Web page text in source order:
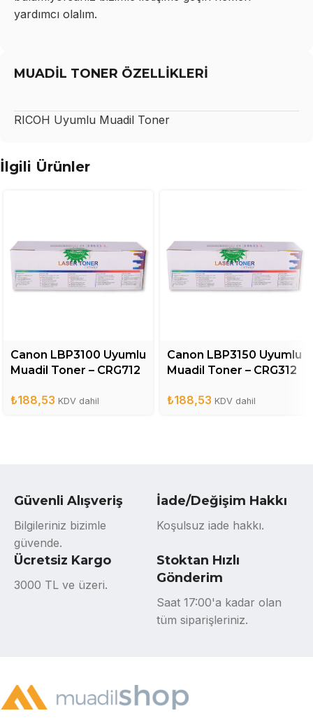
yardımcı olalım.
MUADİL TONER ÖZELLİKLERİ
RICOH Uyumlu Muadil Toner
İlgili Ürünler
Canon LBP3100 Uyumlu
Muadil Toner – CRG712
₺188,53 KDV dahil
Canon LBP3150 Uyumlu
Muadil Toner – CRG312
₺188,53 KDV dahil
Güvenli Alışveriş
Bilgileriniz bizimle
güvende.
İade/Değişim Hakkı
Koşulsuz iade hakkı.
Ücretsiz Kargo
3000 TL ve üzeri.
Stoktan Hızlı
Gönderim
Saat 17:00'a kadar olan
tüm siparişleriniz.